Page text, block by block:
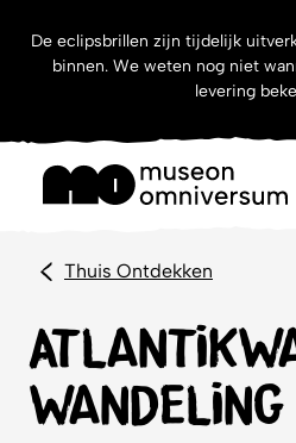
De eclipsbrillen zijn tijdelijk
binnen. We weten nog niet
levering
Thuis Ontdekken
wandeling